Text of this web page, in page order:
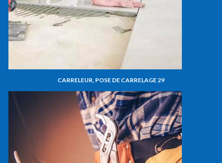
CARRELEUR, POSE DE CARRELAGE 29